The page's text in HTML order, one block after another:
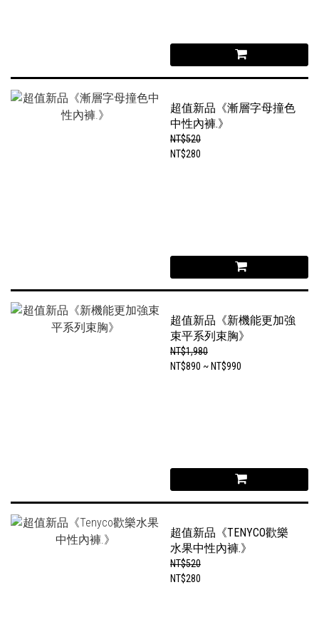
超值新品《漸層字母撞色
中性內褲.》
NT$520
NT$280
超值新品《新機能更加強
束平系列束胸》
NT$1,980
NT$890 ~ NT$990
超值新品《TENYCO歡樂
水果中性內褲.》
NT$520
NT$280